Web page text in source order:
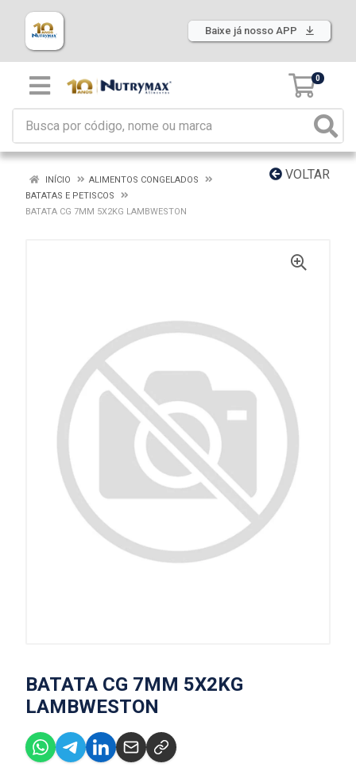
Baixe já nosso APP
0
VOLTAR
INÍCIO
ALIMENTOS CONGELADOS
BATATAS E PETISCOS
BATATA CG 7MM 5X2KG LAMBWESTON
BATATA CG 7MM 5X2KG
LAMBWESTON